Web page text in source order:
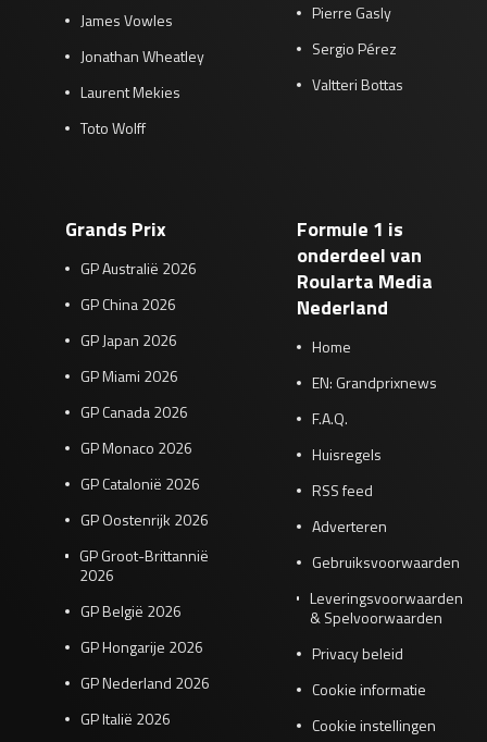
James Vowles
Jonathan Wheatley
Laurent Mekies
Toto Wolff
Pierre Gasly
Sergio Pérez
Valtteri Bottas
Grands Prix
GP Australië 2026
GP China 2026
GP Japan 2026
GP Miami 2026
GP Canada 2026
GP Monaco 2026
GP Catalonië 2026
GP Oostenrijk 2026
GP Groot-Brittannië
2026
GP België 2026
GP Hongarije 2026
GP Nederland 2026
GP Italië 2026
Formule 1 is
onderdeel van
Roularta Media
Nederland
Home
EN: Grandprixnews
F.A.Q.
Huisregels
RSS feed
Adverteren
Gebruiksvoorwaarden
Leveringsvoorwaarden
& Spelvoorwaarden
Privacy beleid
Cookie informatie
Cookie instellingen